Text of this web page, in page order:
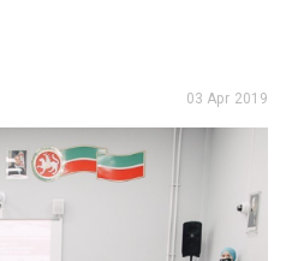
03 Apr 2019